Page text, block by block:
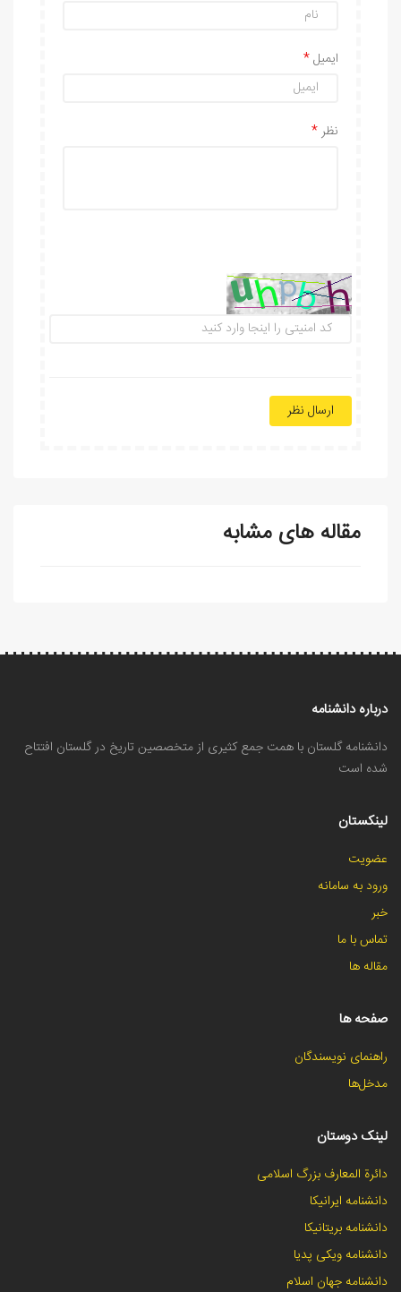
ایمیل
نظر
ارسال نظر
مقاله های مشابه
درباره دانشنامه
دانشنامه گلستان با همت جمع کثیری از متخصصین تاریخ در گلستان افتتاح
شده است
لینکستان
عضویت
ورود به سامانه
خبر
تماس با ما
مقاله ها
صفحه ها
راهنمای نویسندگان
مدخل‌ها
لینک دوستان
دائرة المعارف بزرگ اسلامی
دانشنامه ایرانیکا
دانشنامه بریتانیکا
دانشنامه ویکی پدیا
دانشنامه جهان اسلام